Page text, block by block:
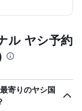
ル ヤシ予約
寄りのヤシ国